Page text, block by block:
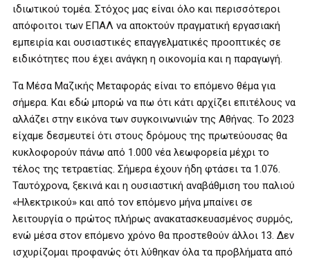
ιδιωτικού τομέα. Στόχος μας είναι όλο και περισσότεροι
απόφοιτοι των ΕΠΑΛ να αποκτούν πραγματική εργασιακή
εμπειρία και ουσιαστικές επαγγελματικές προοπτικές σε
ειδικότητες που έχει ανάγκη η οικονομία και η παραγωγή.
Τα Μέσα Μαζικής Μεταφοράς είναι το επόμενο θέμα για
σήμερα. Και εδώ μπορώ να πω ότι κάτι αρχίζει επιτέλους να
αλλάζει στην εικόνα των συγκοινωνιών της Αθήνας. Το 2023
είχαμε δεσμευτεί ότι στους δρόμους της πρωτεύουσας θα
κυκλοφορούν πάνω από 1.000 νέα λεωφορεία μέχρι το
τέλος της τετραετίας. Σήμερα έχουν ήδη φτάσει τα 1.076.
Ταυτόχρονα, ξεκινά και η ουσιαστική αναβάθμιση του παλιού
«Ηλεκτρικού» και από τον επόμενο μήνα μπαίνει σε
λειτουργία ο πρώτος πλήρως ανακατασκευασμένος συρμός,
ενώ μέσα στον επόμενο χρόνο θα προστεθούν άλλοι 13. Δεν
ισχυρίζομαι προφανώς ότι λύθηκαν όλα τα προβλήματα από